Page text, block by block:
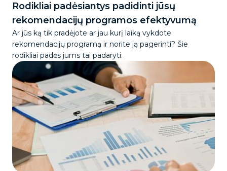
Rodikliai padėsiantys padidinti jūsų
rekomendacijų programos efektyvumą
Ar jūs ką tik pradėjote ar jau kurį laiką vykdote
rekomendacijų programą ir norite ją pagerinti? Šie
rodikliai padės jums tai padaryti.